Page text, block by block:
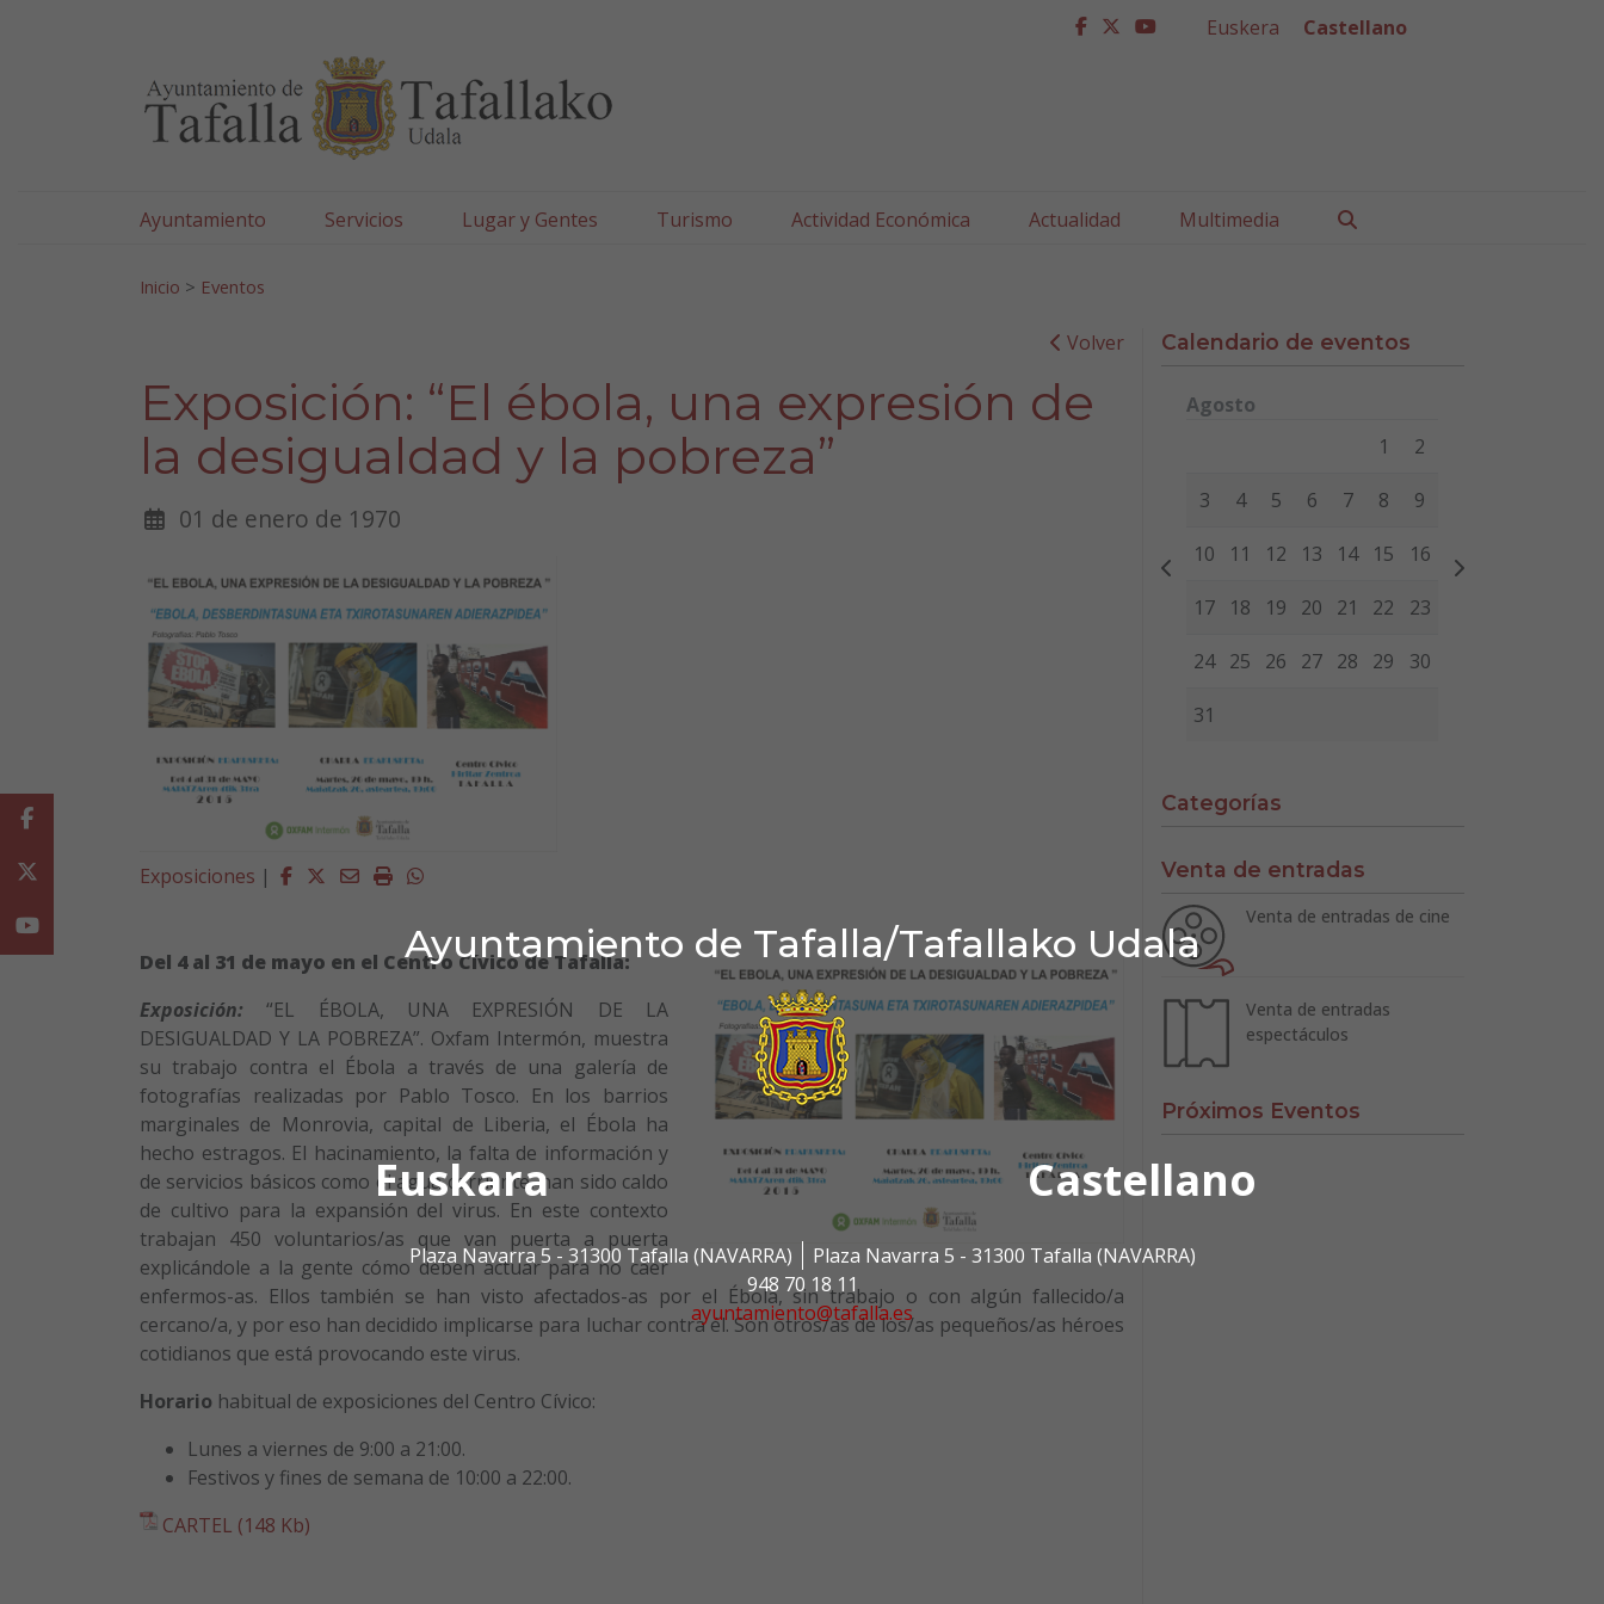
Ayuntamiento de Tafalla/Tafallako Udala
Euskara Castellano
Plaza Navarra 5 - 31300 Tafalla (NAVARRA)
Plaza Navarra 5 - 31300 Tafalla (NAVARRA)
948 70 18 11
ayuntamiento@tafalla.es
facebook
twitter
youtube
Euskera Castellano
Ayuntamiento Servicios Lugar y Gentes Turismo Actividad Económica Actualidad Multimedia
Inicio > Eventos
Volver
Exposición: “El ébola, una expresión de
la desigualdad y la pobreza”
01 de enero de 1970
Exposiciones | Facebook
Twitter
EmailImprimirWhatsapp
Del 4 al 31 de mayo en el Centro Cívico de Tafalla:
Exposición:
“EL ÉBOLA, UNA EXPRESIÓN DE LA
DESIGUALDAD Y LA POBREZA”. Oxfam Intermón, muestra
su trabajo contra el Ébola a través de una galería de
fotografías realizadas por Pablo Tosco. En los barrios
marginales de Monrovia, capital de Liberia, el Ébola ha
hecho estragos. El hacinamiento, la falta de información y
de servicios básicos como el agua corriente, han sido caldo
de cultivo para la expansión del virus. En este contexto
trabajan 450 voluntarios/as que van puerta a puerta
explicándole a la gente cómo deben actuar para no caer
enfermos-as. Ellos también se han visto afectados-as por el Ébola, sin trabajo o con algún fallecido/a
cercano/a, y por eso han decidido implicarse para luchar contra él. Son otros/as de los/as pequeños/as héroes
cotidianos que está provocando este virus.
Horario habitual de exposiciones del Centro Cívico:
Lunes a viernes de 9:00 a 21:00.
Festivos y fines de semana de 10:00 a 22:00.
CARTEL (148 Kb)
Calendario de eventos
Agosto
Miércoles Jueves
1 2
3 4 5 6 7 8 9
10 11 12 13 14 15 16
17 18 19 20 21 22 23
24 25 26 27 28 29 30
31
Categorías
Venta de entradas
Venta de entradas de cine
Venta de entradas
espectáculos
Próximos Eventos
Facebook
Youtube